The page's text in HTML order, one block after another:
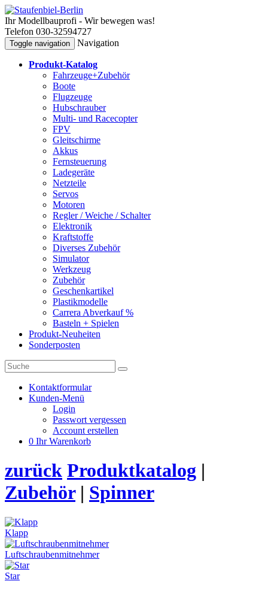
Ihr Modellbauprofi - Wir bewegen was!
Telefon 030-32594727
Toggle navigation Navigation
Produkt-Katalog
Fahrzeuge+Zubehör
Boote
Flugzeuge
Hubschrauber
Multi- und Racecopter
FPV
Gleitschirme
Akkus
Fernsteuerung
Ladegeräte
Netzteile
Servos
Motoren
Regler / Weiche / Schalter
Elektronik
Kraftstoffe
Diverses Zubehör
Simulator
Werkzeug
Zubehör
Geschenkartikel
Plastikmodelle
Carrera Abverkauf %
Basteln + Spielen
Produkt-Neuheiten
Sonderposten
Kontaktformular
Kunden-Menü
Login
Passwort vergessen
Account erstellen
0 Ihr Warenkorb
zurück Produktkatalog |
Zubehör| Spinner
Klapp
Luftschraubenmitnehmer
Star